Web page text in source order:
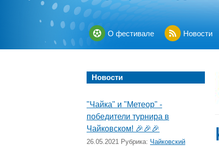
О фестивале Новости
Новости
"Чайка" и "Метеор" -
победители турнира в
Чайковском! 🎉🎉🎉
26.05.2021 Рубрика: Чайковский